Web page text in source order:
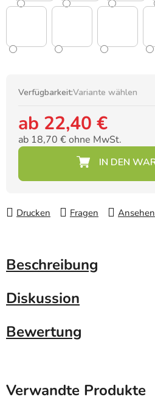
Verfügbarkeit:Variante wählen
ab 22,40 €
ab 18,70 €ohne MwSt.
Drucken Fragen Ansehen
Beschreibung
Diskussion
Bewertung
Verwandte Produkte